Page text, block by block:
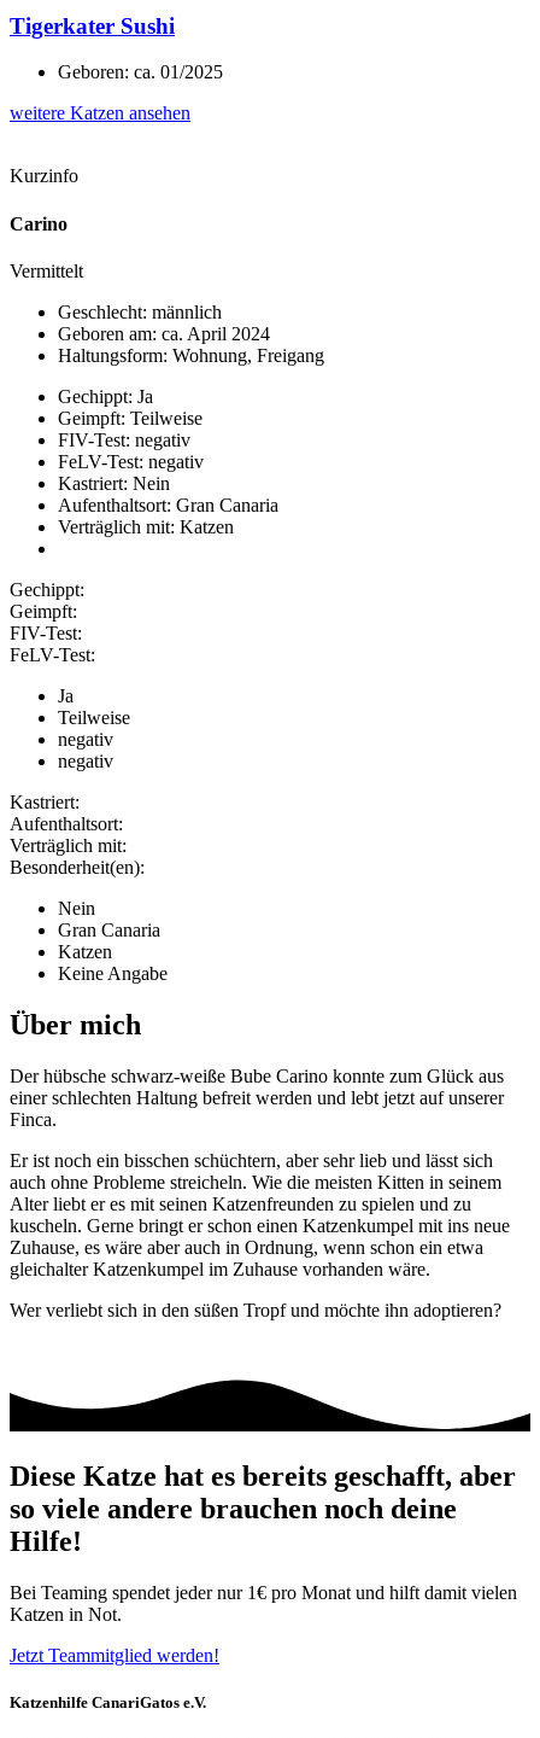
Tigerkater Sushi
Geboren: ca. 01/2025
weitere Katzen ansehen
Kurzinfo
Carino
Vermittelt
Geschlecht: männlich
Geboren am: ca. April 2024
Haltungsform: Wohnung, Freigang
Gechippt: Ja
Geimpft: Teilweise
FIV-Test: negativ
FeLV-Test: negativ
Kastriert: Nein
Aufenthaltsort: Gran Canaria
Verträglich mit: Katzen
Gechippt:
Geimpft:
FIV-Test:
FeLV-Test:
Ja
Teilweise
negativ
negativ
Kastriert:
Aufenthaltsort:
Verträglich mit:
Besonderheit(en):
Nein
Gran Canaria
Katzen
Keine Angabe
Über mich
Der hübsche schwarz-weiße Bube Carino konnte zum Glück aus
einer schlechten Haltung befreit werden und lebt jetzt auf unserer
Finca.
Er ist noch ein bisschen schüchtern, aber sehr lieb und lässt sich
auch ohne Probleme streicheln. Wie die meisten Kitten in seinem
Alter liebt er es mit seinen Katzenfreunden zu spielen und zu
kuscheln. Gerne bringt er schon einen Katzenkumpel mit ins neue
Zuhause, es wäre aber auch in Ordnung, wenn schon ein etwa
gleichalter Katzenkumpel im Zuhause vorhanden wäre.
Wer verliebt sich in den süßen Tropf und möchte ihn adoptieren?
Diese Katze hat es bereits geschafft, aber
so viele andere brauchen noch deine
Hilfe!
Bei Teaming spendet jeder nur 1€ pro Monat und hilft damit vielen
Katzen in Not.
Jetzt Teammitglied werden!
Katzenhilfe CanariGatos e.V.